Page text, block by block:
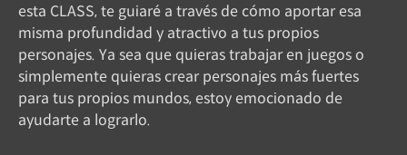
esta CLASS, te guiaré a través de cómo aportar esa
misma profundidad y atractivo a tus propios
personajes. Ya sea que quieras trabajar en juegos o
simplemente quieras crear personajes más fuertes
para tus propios mundos, estoy emocionado de
ayudarte a lograrlo.